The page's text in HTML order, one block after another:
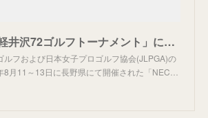
NEC、「NEC軽井沢72ゴルフトーナメント」においてローカル5Gを活用したリアルタイム映像配信を実施：プレスリリース: UNIVERGE［ユニバージュ］ | NEC
ルフおよび日本女子プロゴルフ協会(JLPGA)の
月11～13日に長野県にて開催された「NEC…